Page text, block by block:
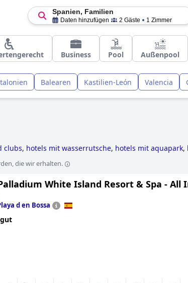
Spanien, Familien
Daten hinzufügen 2 Gäste 1 Zimmer
Business Pool Außenpool
Balearen Kastilien-León Valencia
clubs, hotels mit wasserrutsche, hotels mit aquapark,
am strand,hotels mit wellenbad
die wir erhalten.
White Island Resort & Spa - All
d en Bossa